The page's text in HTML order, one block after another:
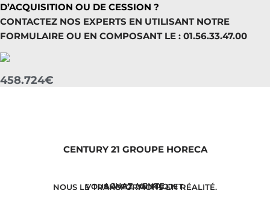
D’ACQUISITION OU DE CESSION ?
CONTACTEZ NOS EXPERTS EN UTILISANT NOTRE
FORMULAIRE OU EN COMPOSANT LE : 01.56.33.47.00
458.724€
CENTURY 21 GROUPE HORECA
ACHAT. VENTE.
VOUS AVEZ UN PROJET.
NOUS LE TRANSFORMONS EN RÉALITÉ.